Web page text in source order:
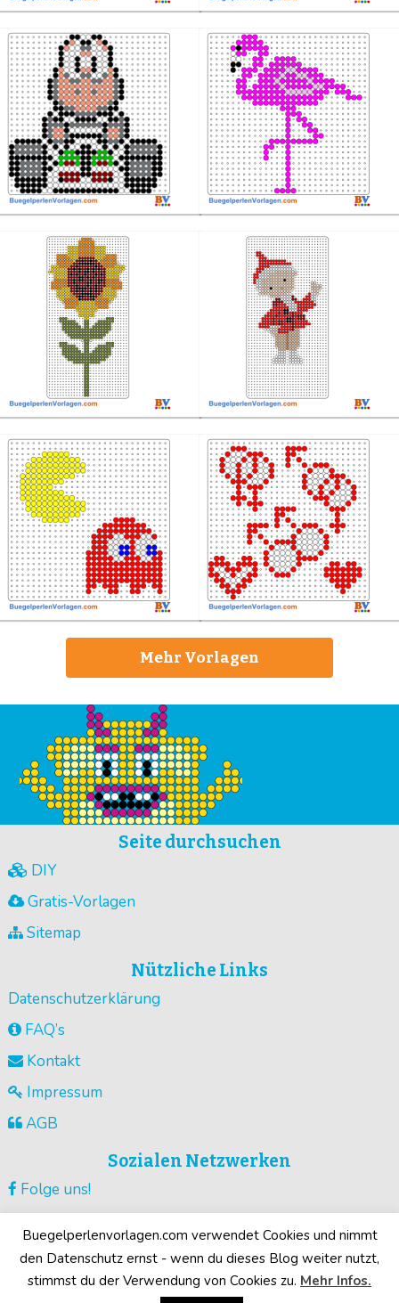
Mehr Vorlagen
Seite durchsuchen
DIY
Gratis-Vorlagen
Sitemap
Nützliche Links
Datenschutzerklärung
FAQ’s
Kontakt
Impressum
AGB
Sozialen Netzwerken
Folge uns!
Guck unsere Videos !
Deine Motive!
Buegelperlenvorlagen.com verwendet Cookies und nimmt
den Datenschutz ernst - wenn du dieses Blog weiter nutzt,
stimmst du der Verwendung von Cookies zu. Mehr Infos.